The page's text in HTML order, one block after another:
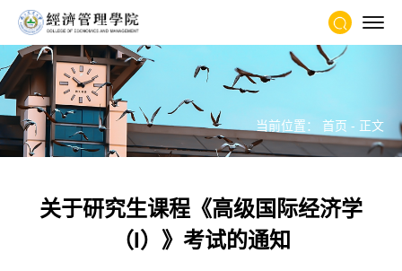
当前位置： 首页 - 正文
关于研究生课程《高级国际经济学
（I）》考试的通知